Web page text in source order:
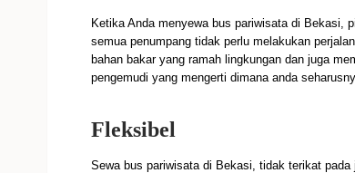
Ketika Anda menyewa bus pariwisata di Bekasi,
semua penumpang tidak perlu melakukan
bahan bakar yang ramah lingkungan dan juga
pengemudi yang mengerti dimana anda
Fleksibel
Sewa bus pariwisata di Bekasi, tidak terikat